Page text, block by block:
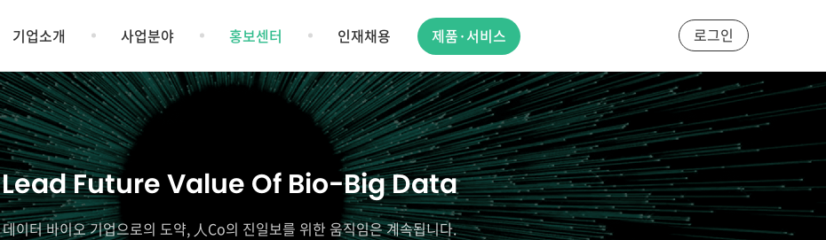
로그인
기업소개 사업분야 홍보센터 인재채용 제품·서비스
Lead Future Value Of Bio-Big Data
데이터 바이오 기업으로의 도약, 人Co의 진일보를 위한 움직임은 계속됩니다.